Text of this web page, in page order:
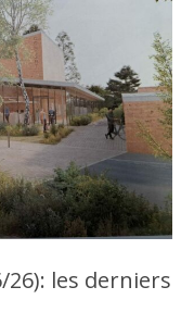
26): les derniers